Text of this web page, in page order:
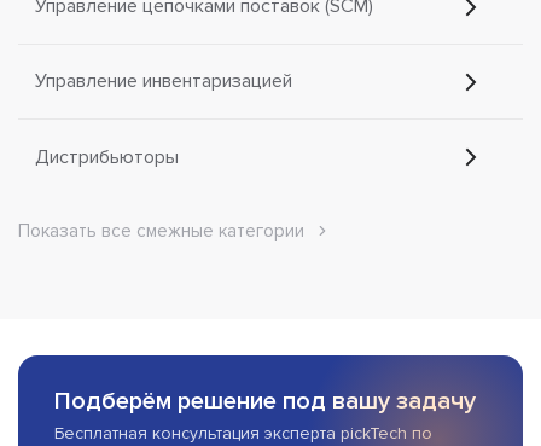
Управление цепочками поставок (SCM)
Управление инвентаризацией
Дистрибьюторы
Показать все смежные категории
Подберём решение под вашу задачу
Бесплатная консультация эксперта pickTech по